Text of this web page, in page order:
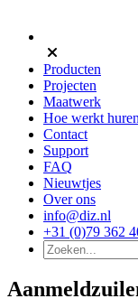
Producten
Projecten
Maatwerk
Hoe werkt
Contact
Support
FAQ
Nieuwtjes
Over ons
info@diz.nl
+31 (0)79 362